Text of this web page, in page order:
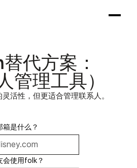
代方案：
管理工具）
活性，但更适合管理联系人。
箱是什么？
会使用folk？